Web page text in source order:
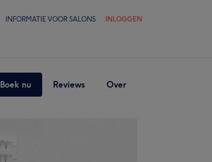
INFORMATIE VOOR SALONS INLOGGEN
Boek nu Reviews Over